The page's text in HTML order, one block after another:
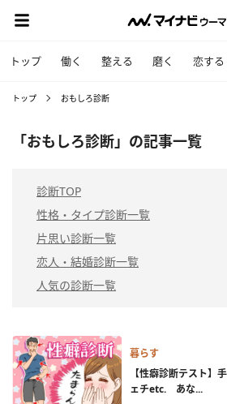
トップ 働く 整える 磨く 恋する
トップ おもしろ診断
「おもしろ診断」の記事一覧
診断TOP
性格・タイプ診断一覧
片思い診断一覧
恋人・結婚診断一覧
人気の診断一覧
暮らす
【性癖診断テスト】
ェチetc. あな...